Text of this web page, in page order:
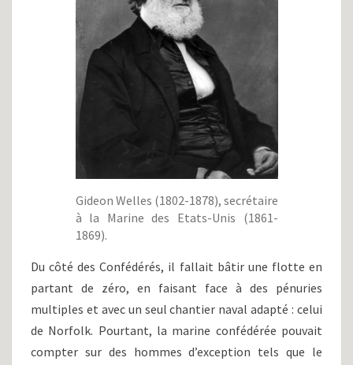
Gideon Welles (1802-1878), secrétaire
à la Marine des Etats-Unis (1861-
1869).
Du côté des Confédérés, il fallait bâtir une flotte en
partant de zéro, en faisant face à des pénuries
multiples et avec un seul chantier naval adapté : celui
de Norfolk. Pourtant, la marine confédérée pouvait
compter sur des hommes d’exception tels que le